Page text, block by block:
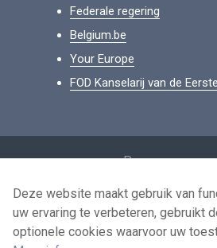
Federale regering
Belgium.be
Your Europe
FOD Kanselarij van de
Voorwaarden voor het
Contacteer
Deze website maakt gebruik van
uw ervaring te verbeteren, gebruikt
optionele cookies waarvoor uw